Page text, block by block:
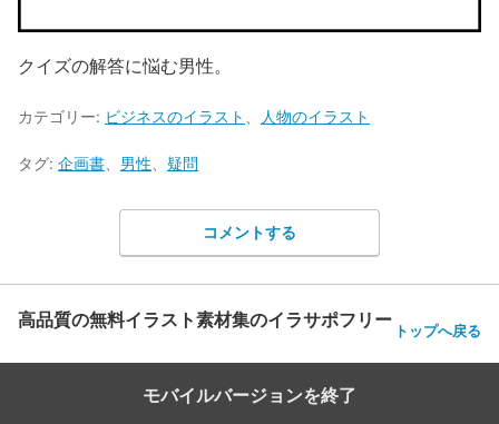
クイズの解答に悩む男性。
カテゴリー: ビジネスのイラスト 人物のイラスト
タグ: 企画書 男性 疑問
コメントする
高品質の無料イラスト素材集のイラサポフリー トップへ戻る
モバイルバージョンを終了